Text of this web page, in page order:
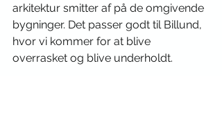
arkitektur smitter af på de omgivende
bygninger. Det passer godt til Billund,
hvor vi kommer for at blive
overrasket og blive underholdt.